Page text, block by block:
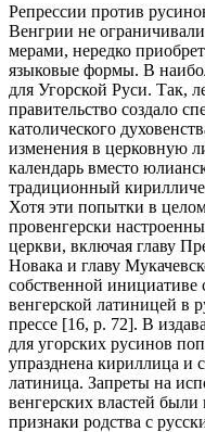
Репрессии против
Венгрии не
мерами, нередко
языковые формы. В
для Угорской Руси. Так,
правительство создало
католического
изменения в церковную
календарь вместо
традиционный
Хотя эти попытки в
провенгерски
церкви, включая главу
Новака и главу
собственной инициативе
венгерской латиницей в
прессе [16, p. 72]. В
для угорских русинов
упразднена кириллица и
латиница. Запреты на
венгерских властей
признаки родства с